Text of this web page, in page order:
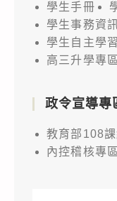
頒
獎
典
成
果
發
學生手冊
學生事務資
學生自主學
高三升學專區
政令宣導專
教育部108
內控稽核專區